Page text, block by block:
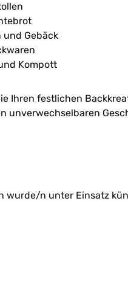
und Gebäck
Kompott
Ihren festlichen
unverwechselbaren
wurde/n unter Einsatz